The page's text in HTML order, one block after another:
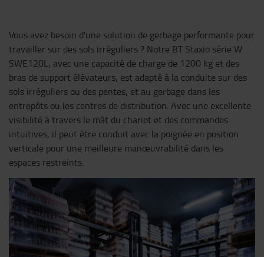
Vous avez besoin d'une solution de gerbage performante pour
travailler sur des sols irréguliers ? Notre BT Staxio série W
SWE120L, avec une capacité de charge de 1200 kg et des
bras de support élévateurs, est adapté à la conduite sur des
sols irréguliers ou des pentes, et au gerbage dans les
entrepôts ou les centres de distribution. Avec une excellente
visibilité à travers le mât du chariot et des commandes
intuitives, il peut être conduit avec la poignée en position
verticale pour une meilleure manœuvrabilité dans les
espaces restreints.